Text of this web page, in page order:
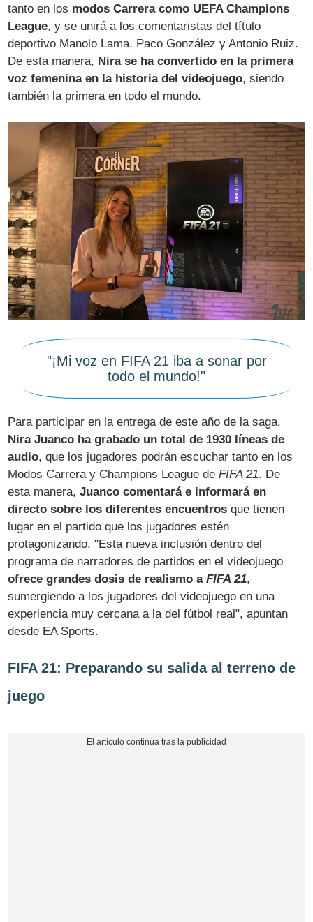
tanto en los modos Carrera como UEFA Champions
League, y se unirá a los comentaristas del título
deportivo Manolo Lama, Paco González y Antonio Ruiz.
De esta manera, Nira se ha convertido en la primera
voz femenina en la historia del videojuego, siendo
también la primera en todo el mundo.
"¡Mi voz en FIFA 21 iba a sonar por
todo el mundo!"
Para participar en la entrega de este año de la saga,
Nira Juanco ha grabado un total de 1930 líneas de
audio, que los jugadores podrán escuchar tanto en los
Modos Carrera y Champions League deFIFA 21. De
esta manera,Juanco comentará e informará en
directo sobre los diferentes encuentros que tienen
lugar en el partido que los jugadores estén
protagonizando. "Esta nueva inclusión dentro del
programa de narradores de partidos en el videojuego
ofrece grandes dosis de realismo aFIFA 21,
sumergiendo a los jugadores del videojuego en una
experiencia muy cercana a la del fútbol real", apuntan
desde EA Sports.
FIFA 21: Preparando su salida al terreno de
juego